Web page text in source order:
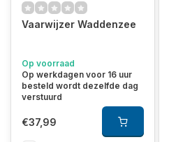
Vaarwijzer Waddenzee
Op voorraad
Op werkdagen voor 16 uur
besteld wordt dezelfde dag
verstuurd
€37,99